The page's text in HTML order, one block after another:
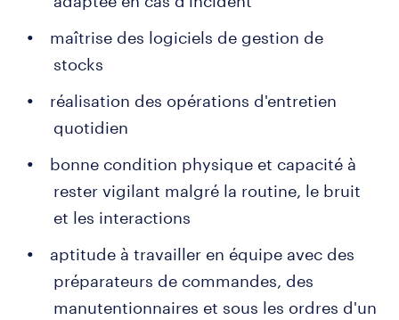
maîtrise des logiciels de gestion de
stocks
réalisation des opérations d'entretien
quotidien
bonne condition physique et capacité à
rester vigilant malgré la routine, le bruit
et les interactions
aptitude à travailler en équipe avec des
préparateurs de commandes, des
manutentionnaires et sous les ordres d'un